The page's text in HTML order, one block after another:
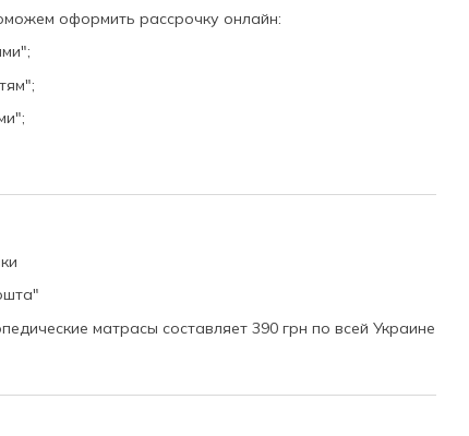
оформить рассрочку онлайн:
матрасы составляет 390 грн по всей Украине